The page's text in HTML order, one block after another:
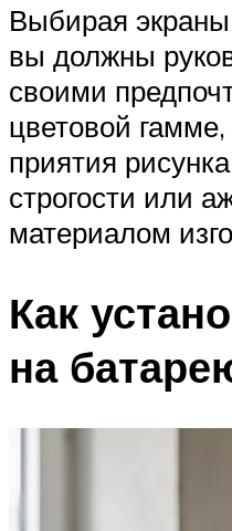
Выбирая
вы должны
своими
цветовой
приятия
строгости или
материалом
Как
на